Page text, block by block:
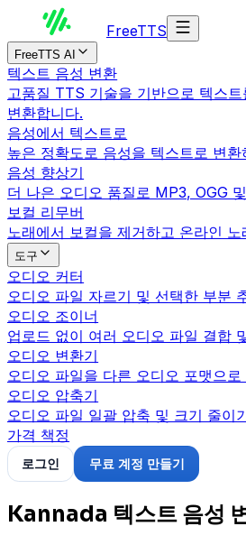
FreeTTS
FreeTTS AI
텍스트 음성 변환
고품질 TTS 기술을 기반으로 텍스
변환합니다.
음성에서 텍스트로
높은 정확도로 음성을 텍스트로 변환
음성 향상기
더 나은 오디오 품질로 MP3, OGG
보컬 리무버
노래에서 보컬을 제거하고 온라인
도구
오디오 커터
오디오 파일 자르기 및 선택한 부분
오디오 조이너
업로드 없이 여러 오디오 파일 결합
오디오 변환기
오디오 파일을 다른 오디오 포맷으
오디오 압축기
오디오 파일 일괄 압축 및 크기 줄이
가격 책정
로그인 무료 계정 만들기
Kannada 텍스트 음성